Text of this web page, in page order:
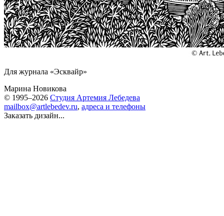
Для журнала «Эсквайр»
Марина Новикова
© 1995–2026 Студия Артемия Лебедева
mailbox@artlebedev.ru, адреса и телефоны
Заказать дизайн...